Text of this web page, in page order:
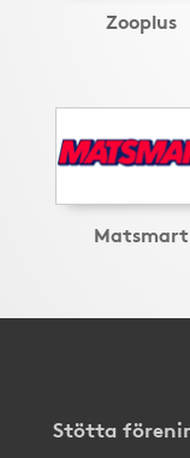
Zooplus
Matsmart
Stötta